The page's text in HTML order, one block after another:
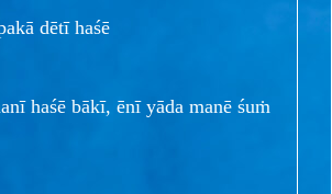
dētī haśē
haśē bākī, ēnī yāda manē śuṁ